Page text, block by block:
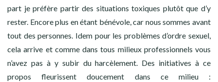
part je préfère partir des situations toxiques plutôt que d’y
rester. Encore plus en étant bénévole, car nous sommes avant
tout des personnes. Idem pour les problèmes d’ordre sexuel,
cela arrive et comme dans tous milieux professionnels vous
n’avez pas à y subir du harcèlement. Des initiatives à ce
propos fleurissent doucement dans ce milieu :